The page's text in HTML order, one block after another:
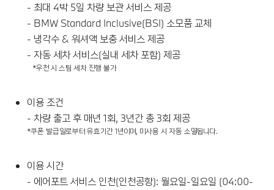
- 최대 4박 5일 차량 보관 서비스 제공
- BMW Standard Inclusive(BSI) 소모품 교체
- 냉각수 & 워셔액 보충 서비스 제공
- 자동 세차 서비스(실내 세차 포함) 제공
*우천 시 스팀 세차 진행 불가
이용 조건
- 차량 출고 후 매년 1회, 3년간 총 3회 제공
*쿠폰 발급일로부터 유효기간 1년이며, 미사용 시 자동 소멸됩니다.
이용 시간
- 에어포트 서비스 인천(인천공항): 월요일-일요일 (04:00-